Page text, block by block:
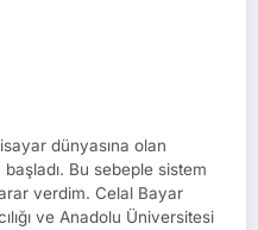
dünyasına olan
Bu sebeple sistem
verdim. Celal Bayar
ve Anadolu Üniversitesi